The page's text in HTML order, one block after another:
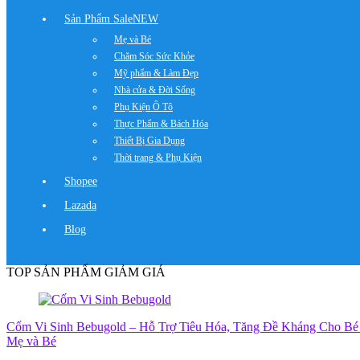
Sản Phẩm SaleNEW
Mẹ và Bé
Chăm Sóc Sức Khỏe
Mỹ phẩm & Làm Đẹp
Nhà cửa & Đời Sống
Phụ Kiện Ô Tô
Thực Phẩm & Bách Hóa
Thiết Bị Gia Dụng
Thời trang & Phụ Kiện
Shopee
Lazada
Blog
TOP SẢN PHẨM GIẢM GIÁ
Cốm Vi Sinh Bebugold – Hỗ Trợ Tiêu Hóa, Tăng Đề Kháng Cho
Mẹ và Bé